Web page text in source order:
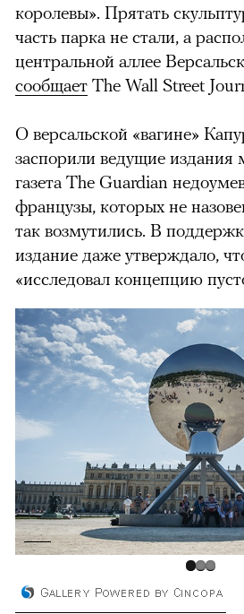
королевы». Прятать
часть парка не стали, а
центральной аллее
сообщает The Wall Street
О версальской «вагине»
заспорили ведущие издания
газета The Guardian
французы, которых не
так возмутились. В
издание даже утверждало,
«исследовал концепцию